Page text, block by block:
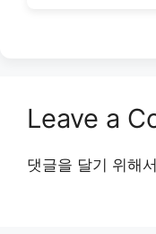
Leave a
댓글을 달기 위해